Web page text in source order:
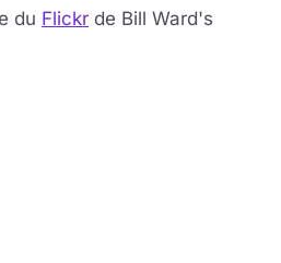
du Flickr de Bill Ward's